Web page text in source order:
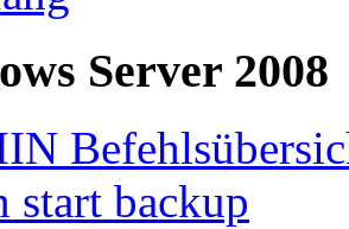
Server 2008
start backup